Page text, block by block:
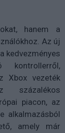
hanem a
Az új
kedvezményes
kontrollerről,
Xbox vezeték
százalékos
piacon, az
alkalmazásból
amely már